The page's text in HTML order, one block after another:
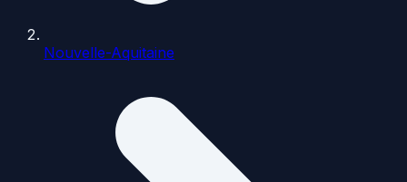
Nouvelle-Aquitaine